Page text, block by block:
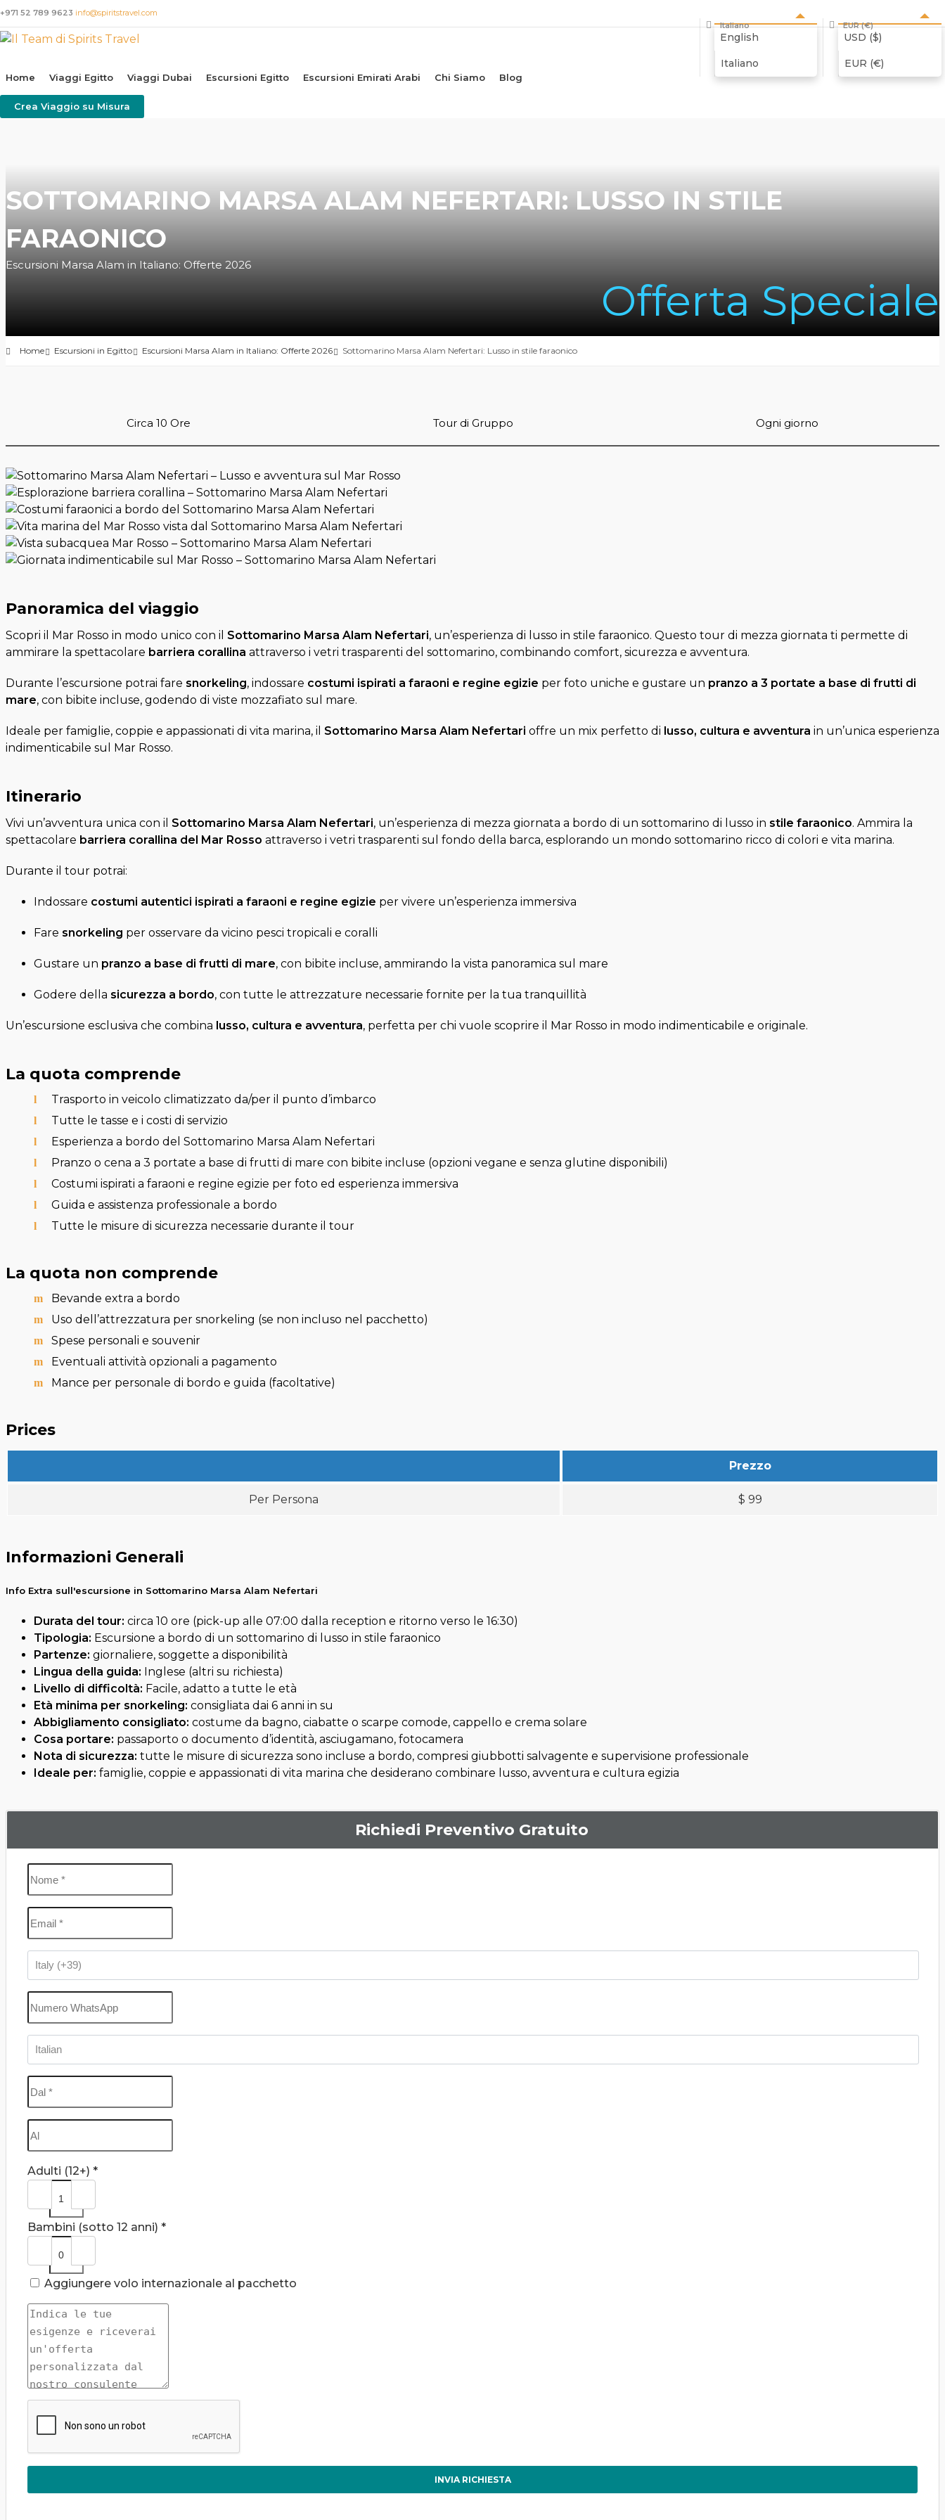
+971 52 789 9623 info@spiritstravel.com
Italiano
English
Italiano
EUR (€)
USD ($)
EUR (€)
Home Viaggi Egitto Viaggi Dubai Escursioni Egitto Escursioni Emirati Arabi Chi Siamo Blog
Crea Viaggio su Misura
SOTTOMARINO MARSA ALAM NEFERTARI: LUSSO IN STILE
FARAONICO
Escursioni Marsa Alam in Italiano: Offerte 2026
Offerta Speciale
Home Escursioni in Egitto Escursioni Marsa Alam in Italiano: Offerte 2026 Sottomarino Marsa Alam Nefertari: Lusso in stile faraonico
Circa 10 Ore Tour di Gruppo Ogni giorno
Panoramica del viaggio
Scopri il Mar Rosso in modo unico con il Sottomarino Marsa Alam Nefertari, un’esperienza di lusso in stile faraonico. Questo tour di mezza giornata ti permette di
ammirare la spettacolare barriera corallina attraverso i vetri trasparenti del sottomarino, combinando comfort, sicurezza e avventura.
Durante l’escursione potrai fare snorkeling, indossare costumi ispirati a faraoni e regine egizie per foto uniche e gustare un pranzo a 3 portate a base di frutti di
mare, con bibite incluse, godendo di viste mozzafiato sul mare.
Ideale per famiglie, coppie e appassionati di vita marina, il Sottomarino Marsa Alam Nefertari offre un mix perfetto di lusso, cultura e avventura in un’unica esperienza
indimenticabile sul Mar Rosso.
Itinerario
Vivi un’avventura unica con il Sottomarino Marsa Alam Nefertari, un’esperienza di mezza giornata a bordo di un sottomarino di lusso in stile faraonico. Ammira la
spettacolare barriera corallina del Mar Rosso attraverso i vetri trasparenti sul fondo della barca, esplorando un mondo sottomarino ricco di colori e vita marina.
Durante il tour potrai:
Indossare costumi autentici ispirati a faraoni e regine egizie per vivere un’esperienza immersiva
Fare snorkeling per osservare da vicino pesci tropicali e coralli
Gustare un pranzo a base di frutti di mare, con bibite incluse, ammirando la vista panoramica sul mare
Godere della sicurezza a bordo, con tutte le attrezzature necessarie fornite per la tua tranquillità
Un’escursione esclusiva che combina lusso, cultura e avventura, perfetta per chi vuole scoprire il Mar Rosso in modo indimenticabile e originale.
La quota comprende
Trasporto in veicolo climatizzato da/per il punto d’imbarco
Tutte le tasse e i costi di servizio
Esperienza a bordo del Sottomarino Marsa Alam Nefertari
Pranzo o cena a 3 portate a base di frutti di mare con bibite incluse (opzioni vegane e senza glutine disponibili)
Costumi ispirati a faraoni e regine egizie per foto ed esperienza immersiva
Guida e assistenza professionale a bordo
Tutte le misure di sicurezza necessarie durante il tour
La quota non comprende
Bevande extra a bordo
Uso dell’attrezzatura per snorkeling (se non incluso nel pacchetto)
Spese personali e souvenir
Eventuali attività opzionali a pagamento
Mance per personale di bordo e guida (facoltative)
Prices
Prezzo
Per Persona $ 99
Informazioni Generali
Info Extra sull'escursione in Sottomarino Marsa Alam Nefertari
Durata del tour: circa 10 ore (pick-up alle 07:00 dalla reception e ritorno verso le 16:30)
Tipologia: Escursione a bordo di un sottomarino di lusso in stile faraonico
Partenze: giornaliere, soggette a disponibilità
Lingua della guida: Inglese (altri su richiesta)
Livello di difficoltà: Facile, adatto a tutte le età
Età minima per snorkeling: consigliata dai 6 anni in su
Abbigliamento consigliato: costume da bagno, ciabatte o scarpe comode, cappello e crema solare
Cosa portare: passaporto o documento d’identità, asciugamano, fotocamera
Nota di sicurezza: tutte le misure di sicurezza sono incluse a bordo, compresi giubbotti salvagente e supervisione professionale
Ideale per: famiglie, coppie e appassionati di vita marina che desiderano combinare lusso, avventura e cultura egizia
Richiedi Preventivo Gratuito
Adulti (12+) *
Bambini (sotto 12 anni) *
Aggiungere volo internazionale al pacchetto
INVIA RICHIESTA